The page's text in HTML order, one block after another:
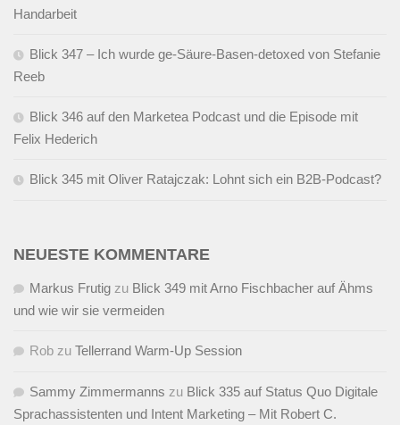
Handarbeit
Blick 347 – Ich wurde ge-Säure-Basen-detoxed von Stefanie
Reeb
Blick 346 auf den Marketea Podcast und die Episode mit
Felix Hederich
Blick 345 mit Oliver Ratajczak: Lohnt sich ein B2B-Podcast?
NEUESTE KOMMENTARE
Markus Frutig zu Blick 349 mit Arno Fischbacher auf Ähms
und wie wir sie vermeiden
Rob zu Tellerrand Warm-Up Session
Sammy Zimmermanns zu Blick 335 auf Status Quo Digitale
Sprachassistenten und Intent Marketing – Mit Robert C.